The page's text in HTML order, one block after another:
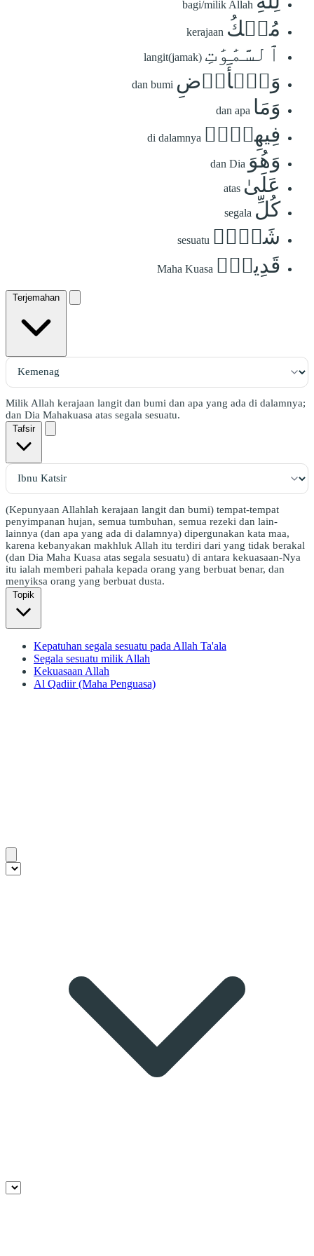
bagi/milik Allah
مُلۡكُ kerajaan
ٱلسَّمَٰوَٰتِ langit(jamak)
وَٱلۡأَرۡضِ dan bumi
وَمَا dan apa
فِيهِنَّۚ di dalamnya
وَهُوَ dan Dia
عَلَىٰ atas
كُلِّ segala
شَيۡءٖ sesuatu
قَدِيرُۢ Maha Kuasa
Terjemahan
Milik Allah kerajaan langit dan bumi dan apa yang ada di dalamnya;
dan Dia Mahakuasa atas segala sesuatu.
Tafsir
(Kepunyaan Allahlah kerajaan langit dan bumi) tempat-tempat
penyimpanan hujan, semua tumbuhan, semua rezeki dan lain-
lainnya (dan apa yang ada di dalamnya) dipergunakan kata maa,
karena kebanyakan makhluk Allah itu terdiri dari yang tidak berakal
(dan Dia Maha Kuasa atas segala sesuatu) di antara kekuasaan-Nya
itu ialah memberi pahala kepada orang yang berbuat benar, dan
menyiksa orang yang berbuat dusta.
Topik
Kepatuhan segala sesuatu pada Allah Ta'ala
Segala sesuatu milik Allah
Kekuasaan Allah
Al Qadiir (Maha Penguasa)